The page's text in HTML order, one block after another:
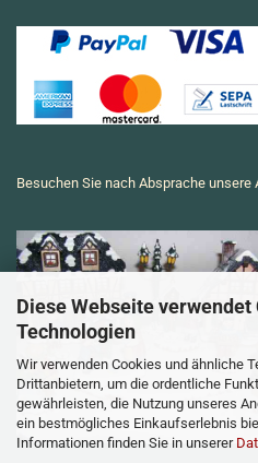
Diese Webseite
Technologien
Wir verwenden Cookies und ähnliche
Drittanbietern, um die ordentliche
gewährleisten, die Nutzung unseres
ein bestmögliches Einkaufserlebnis
Informationen finden Sie in unserer
Besuchen Sie nach Absprache unsere